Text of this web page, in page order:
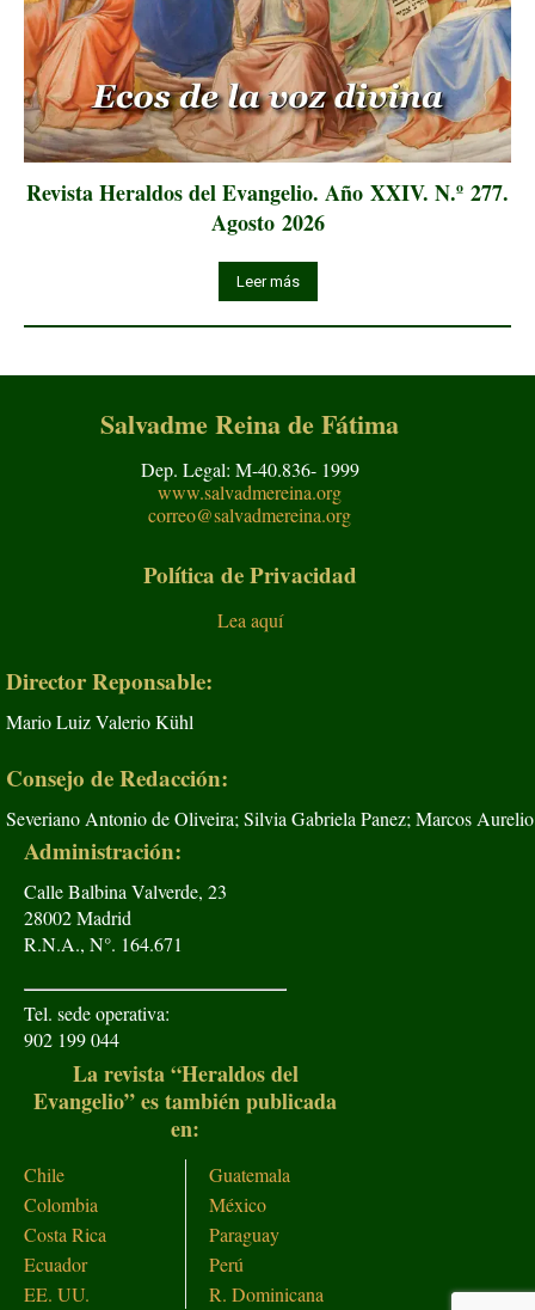
Revista Heraldos del Evangelio. Año XXIV. N.º 277.
Agosto 2026
Leer más
Salvadme Reina de Fátima
Dep. Legal: M-40.836- 1999
www.salvadmereina.org
correo@salvadmereina.org
Política de Privacidad
Lea aquí
Director Reponsable:
Mario Luiz Valerio Kühl
Consejo de Redacción:
Severiano Antonio de Oliveira; Silvia Gabriela Panez; Marcos
Administración:
Calle Balbina Valverde, 23
28002 Madrid
R.N.A., N°. 164.671
Tel. sede operativa:
902 199 044
La revista “Heraldos del
Evangelio” es también publicada
en:
Chile
Colombia
Costa Rica
Ecuador
EE. UU.
Guatemala
México
Paraguay
Perú
R. Dominicana